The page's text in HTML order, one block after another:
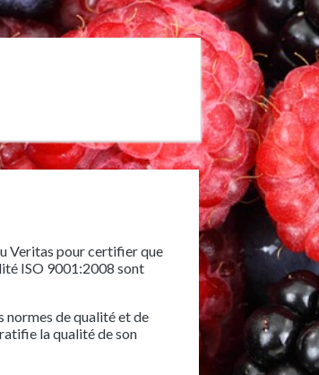
Veritas pour certifier que
ISO 9001:2008 sont
de qualité et de
la qualité de son